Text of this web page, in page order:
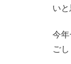
いと
今
ごし